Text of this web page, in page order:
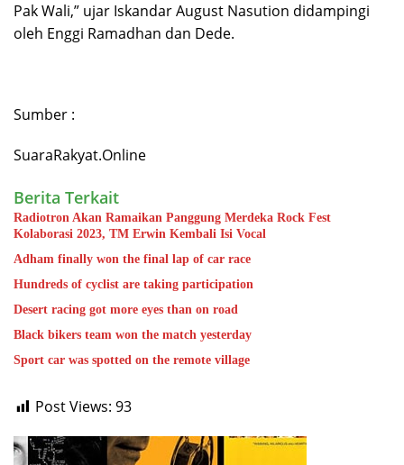
Pak Wali,” ujar Iskandar August Nasution didampingi
oleh Enggi Ramadhan dan Dede.
Sumber :
SuaraRakyat.Online
Berita Terkait
Radiotron Akan Ramaikan Panggung Merdeka Rock Fest
Kolaborasi 2023, TM Erwin Kembali Isi Vocal
Adham finally won the final lap of car race
Hundreds of cyclist are taking participation
Desert racing got more eyes than on road
Black bikers team won the match yesterday
Sport car was spotted on the remote village
Post Views: 93